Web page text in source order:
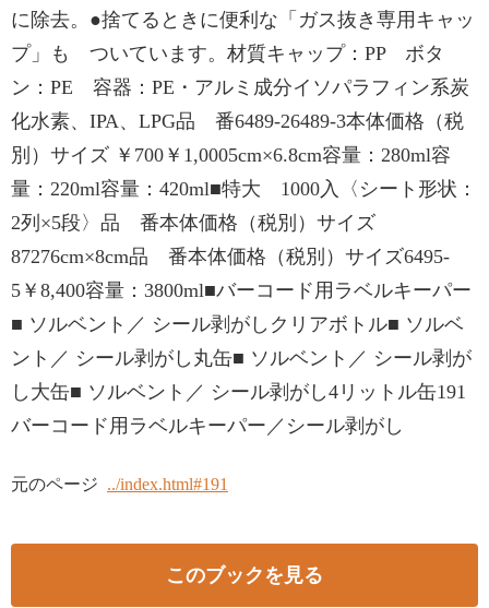
に除去。●捨てるときに便利な「ガス抜き専用キャッ
プ」も ついています。材質キャップ：PP ボタ
ン：PE 容器：PE・アルミ成分イソパラフィン系炭
化水素、IPA、LPG品 番6489-26489-3本体価格（税
別）サイズ ￥700￥1,0005cm×6.8cm容量：280ml容
量：220ml容量：420ml■特大 1000入〈シート形状：
2列×5段〉品 番本体価格（税別）サイズ
87276cm×8cm品 番本体価格（税別）サイズ6495-
5￥8,400容量：3800ml■バーコード用ラベルキーパー
■ ソルベント／ シール剥がしクリアボトル■ ソルベ
ント／ シール剥がし丸缶■ ソルベント／ シール剥が
し大缶■ ソルベント／ シール剥がし4リットル缶191
バーコード用ラベルキーパー／シール剥がし
元のページ ../index.html#191
このブックを見る